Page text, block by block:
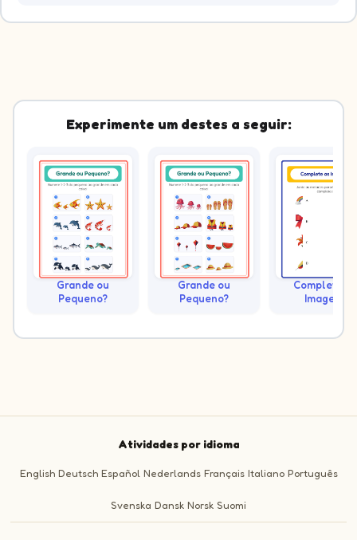
Experimente um destes a seguir:
Grande ou
Pequeno?
Grande ou
Pequeno?
Complete as
Imagens
Atividades por idioma
English Deutsch Español Nederlands Français Italiano Português
Svenska Dansk Norsk Suomi